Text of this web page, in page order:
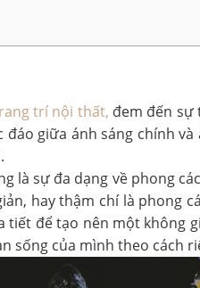
trí nội thất, đem đến sự
giữa ánh sáng chính và
là sự đa dạng về phong
hay thậm chí là phong
tiết để tạo nên một không
sống của mình theo cách